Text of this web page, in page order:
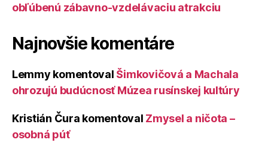
obľúbenú zábavno-vzdelávaciu atrakciu
Najnovšie komentáre
Lemmy komentoval Šimkovičová a Machala
ohrozujú budúcnosť Múzea rusínskej kultúry
Kristián Čura komentoval Zmysel a ničota –
osobná púť